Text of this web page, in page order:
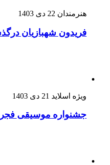
هنرمندان 22 دی 1403
فریدون شهبازیان
ویژه اسلاید 21 دی 1403
جشنواره موسیقی فجر